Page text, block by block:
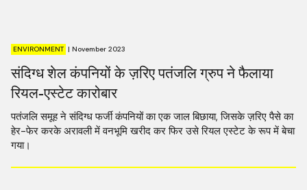
ENVIRONMENT | November 2023
संदिग्ध शेल कंपनियों के ज़रिए पतंजलि ग्रुप ने फैलाया
रियल-एस्टेट कारोबार
पतंजलि समूह ने संदिग्ध फर्जी कंपनियों का एक जाल बिछाया, जिसके ज़रिए पैसे का
हेर-फेर करके अरावली में वनभूमि खरीद कर फिर उसे रियल एस्टेट के रूप में बेचा
गया।